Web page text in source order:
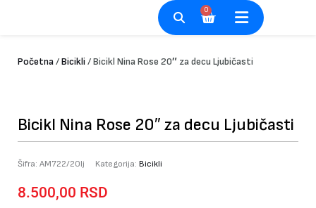
0
Cart
Početna/Bicikli/ Bicikl Nina Rose 20″ za decu Ljubičasti
Bicikl Nina Rose 20″ za decu Ljubičasti
Šifra: AM722/20lj Kategorija: Bicikli
8.500,00 RSD